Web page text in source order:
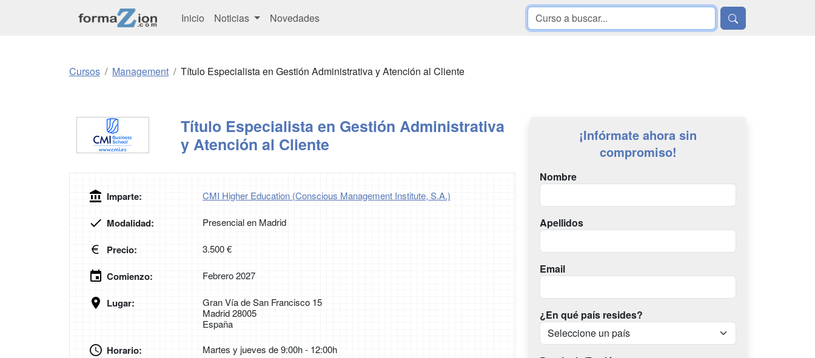
Inicio Noticias Novedades
Cursos Management Título Especialista en Gestión Administrativa y Atención al Cliente
Título Especialista en Gestión Administrativa
y Atención al Cliente
Imparte: CMI Higher Education (Conscious Management Institute, S.A.)
Modalidad: Presencial en Madrid
Precio: 3.500 €
Comienzo: Febrero 2027
Lugar:
Gran Vía de San Francisco 15
Madrid 28005
España
Horario: Martes y jueves de 9:00h - 12:00h
¡Infórmate ahora sin
compromiso!
Nombre
Apellidos
Email
¿En qué país resides?